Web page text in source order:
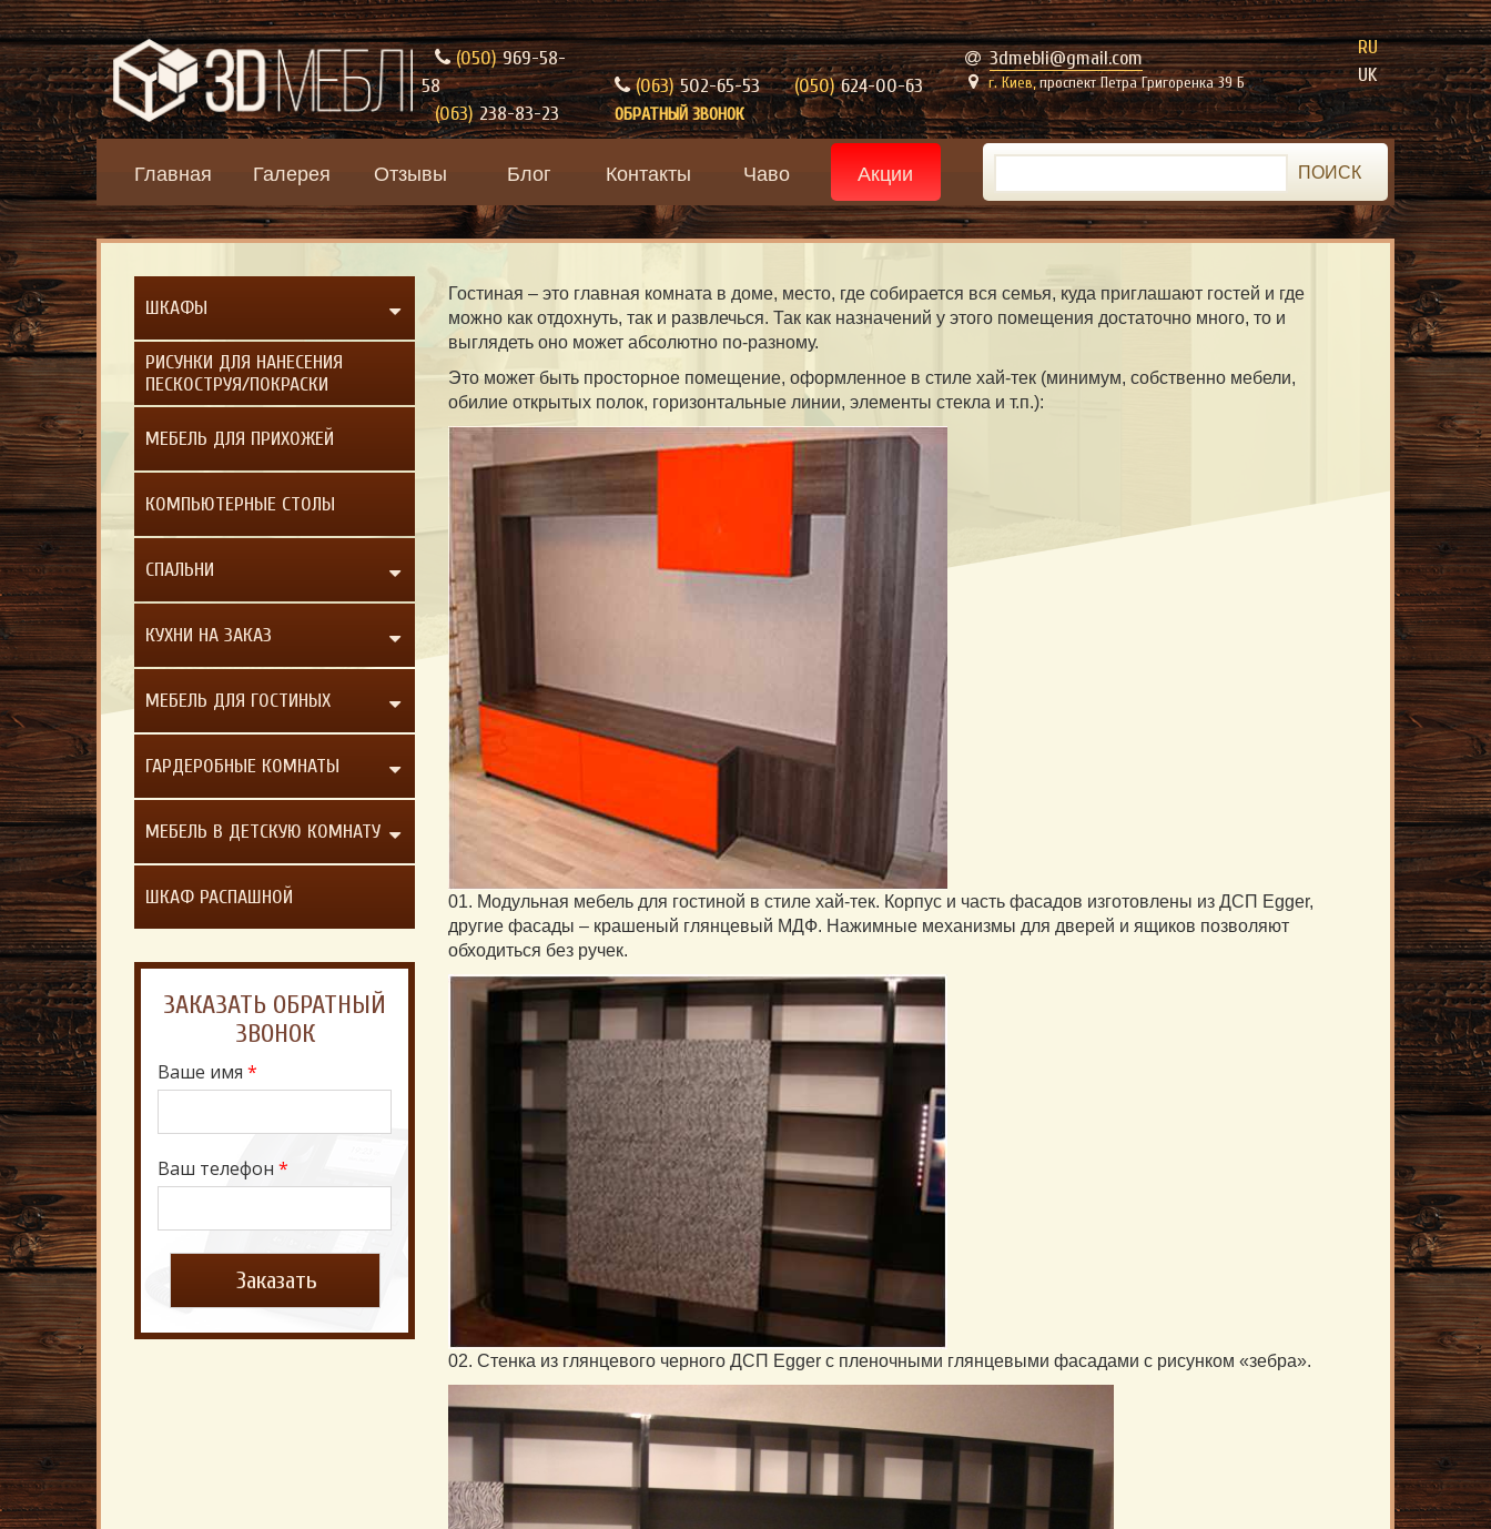
(050)969-58-
58
(063)502-65-53 (050)624-00-63
(063)238-83-23 ОБРАТНЫЙ ЗВОНОК
3dmebli@gmail.com
г. Киев,проспект Петра Григоренка 39 Б
RU
UK
Главная Галерея Отзывы Блог Контакты Чаво Акции ПОИСК
ШКАФЫ
РИСУНКИ ДЛЯ НАНЕСЕНИЯ
ПЕСКОСТРУЯ/ПОКРАСКИ
МЕБЕЛЬ ДЛЯ ПРИХОЖЕЙ
КОМПЬЮТЕРНЫЕ СТОЛЫ
СПАЛЬНИ
КУХНИ НА ЗАКАЗ
МЕБЕЛЬ ДЛЯ ГОСТИНЫХ
ГАРДЕРОБНЫЕ КОМНАТЫ
МЕБЕЛЬ В ДЕТСКУЮ КОМНАТУ
ШКАФ РАСПАШНОЙ
ЗАКАЗАТЬ ОБРАТНЫЙ
ЗВОНОК
Ваше имя *
Ваш телефон *
Гостиная – это главная комната в доме, место, где собирается вся семья, куда приглашают гостей и где
можно как отдохнуть, так и развлечься. Так как назначений у этого помещения достаточно много, то и
выглядеть оно может абсолютно по-разному.
Это может быть просторное помещение, оформленное в стиле хай-тек (минимум, собственно мебели,
обилие открытых полок, горизонтальные линии, элементы стекла и т.п.):
01. Модульная мебель для гостиной в стиле хай-тек. Корпус и часть фасадов изготовлены из ДСП Egger,
другие фасады – крашеный глянцевый МДФ. Нажимные механизмы для дверей и ящиков позволяют
обходиться без ручек.
02. Стенка из глянцевого черного ДСП Egger с пленочными глянцевыми фасадами с рисунком «зебра».